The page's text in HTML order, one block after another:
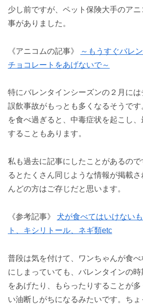
少し前ですが、ペット保険大手のア
事がありました。
《アニコムの記事》
～もうすぐバレ
チョコレートをあげないで～
特にバレンタインシーズンの２月に
誤飲事故がもっとも多くなるそうです
を食べ過ぎると、中毒症状を起こし
することもあります。
私も過去に記事にしたことがあるの
るとたくさん同じような情報が掲載
んどの方はご存じだと思います。
《参考記事》 犬が食べてはいけない
ト、キシリトール、ネギ類etc
普段は気を付けて、ワンちゃんが食
にしまっていても、バレンタインの時
をあげたり、もらったりすることが
い油断しがちになるみたいです。ち